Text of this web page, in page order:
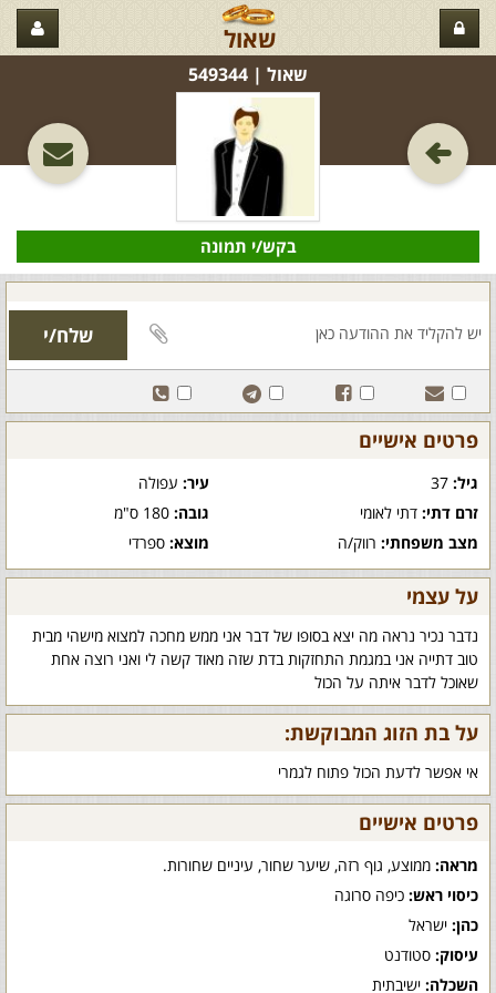
שאול
שאול‏ | 549344
בקש/י תמונה
פרטים אישיים
גיל: עיר:עפולה
זרם דתי: דתי לאומי גובה:180 ס"מ
מצב משפחתי: רווק/ה מוצא:ספרדי
על עצמי
נדבר נכיר נראה מה יצא בסופו של דבר אני ממש מחכה למצוא מישהי מבית
טוב דתייה אני במגמת התחזקות בדת שזה מאוד קשה לי ואני רוצה אחת
שאוכל לדבר איתה על הכול
על בת הזוג המבוקשת:
אי אפשר לדעת הכול פתוח לגמרי
פרטים אישיים
מראה: ממוצע, גוף רזה, שיער שחור, עיניים שחורות.
כיסוי ראש: כיפה סרוגה
כהן: ישראל
עיסוק: סטודנט
השכלה: ישיבתית